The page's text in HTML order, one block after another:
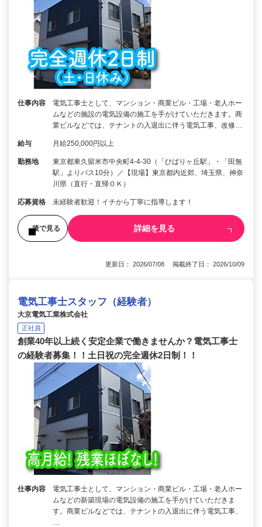
仕事内容
電気工事士として、マンション・商業ビル・工場・老人ホー
ムなどの施設の電気設備の施工を手がけていただきます。商
業ビルなどでは、テナントの入退出に伴う電気工事、改修…
給与 月給250,000円以上
勤務地
東京都東久留米市中央町4-4-30（「ひばりヶ丘駅」・「田無
駅」よりバス10分）／【現場】東京都内近郊、埼玉県、神奈
川県（直行・直帰ＯＫ）
応募資格 未経験者歓迎！イチから丁寧に指導します！
後で見る 詳細を見る
更新日： 2026/07/08 掲載終了日： 2026/10/09
電気工事士スタッフ（経験者）
大京電気工業株式会社
正社員
創業40年以上続く安定企業で働きませんか？電気工事士
の経験者募集！！土日祝の完全週休2日制！！
仕事内容
電気工事士として、マンション・商業ビル・工場・老人ホー
ムなどの新築現場の電気設備の施工を手がけていただきま
す。商業ビルなどでは、テナントの入退出に伴う電気工事、
…